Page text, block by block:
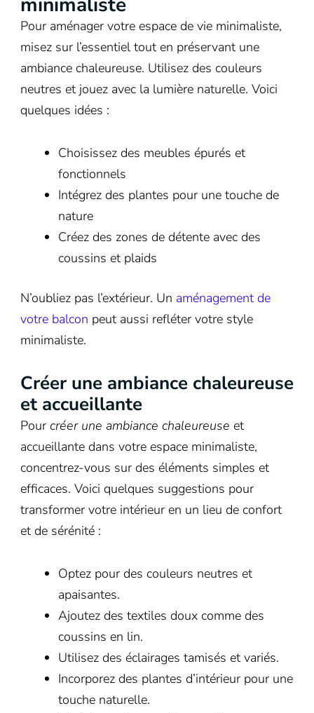
Pour aménager votre espace de vie minimaliste,
misez sur l’essentiel tout en préservant une
ambiance chaleureuse. Utilisez des couleurs
neutres et jouez avec la lumière naturelle. Voici
quelques idées :
Choisissez des meubles épurés et
fonctionnels
Intégrez des plantes pour une touche de
nature
Créez des zones de détente avec des
coussins et plaids
N’oubliez pas l’extérieur. Un aménagement de
votre balcon peut aussi refléter votre style
minimaliste.
Créer une ambiance chaleureuse
et accueillante
Pour créer une ambiance chaleureuse et
accueillante dans votre espace minimaliste,
concentrez-vous sur des éléments simples et
efficaces. Voici quelques suggestions pour
transformer votre intérieur en un lieu de confort
et de sérénité :
Optez pour des couleurs neutres et
apaisantes.
Ajoutez des textiles doux comme des
coussins en lin.
Utilisez des éclairages tamisés et variés.
Incorporez des plantes d’intérieur pour une
touche naturelle.